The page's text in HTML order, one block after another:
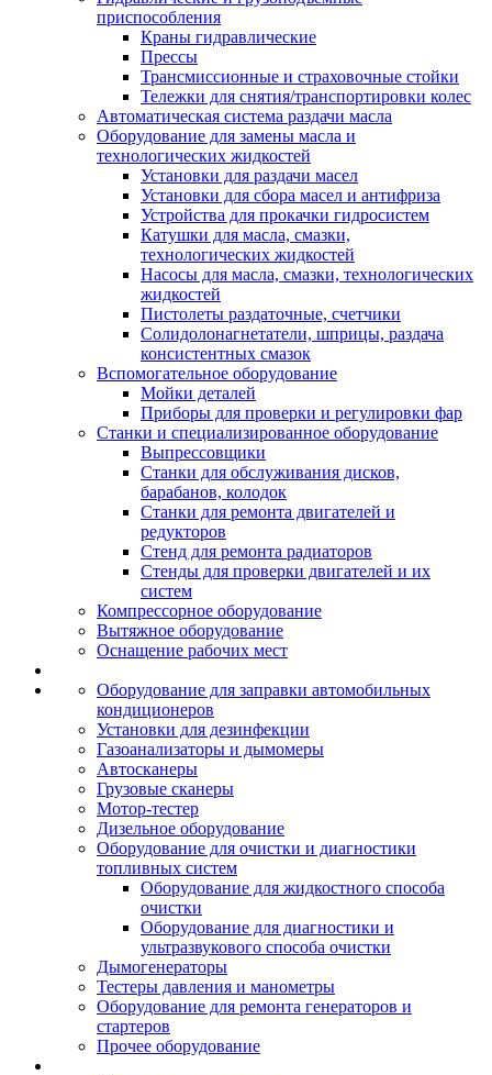
приспособления
Краны гидравлические
Прессы
Трансмиссионные и страховочные стойки
Тележки для снятия/транспортировки колес
Автоматическая система раздачи масла
Оборудование для замены масла и
технологических жидкостей
Установки для раздачи масел
Установки для сбора масел и антифриза
Устройства для прокачки гидросистем
Катушки для масла, смазки,
технологических жидкостей
Насосы для масла, смазки, технологических
жидкостей
Пистолеты раздаточные, счетчики
Солидолонагнетатели, шприцы, раздача
консистентных смазок
Вспомогательное оборудование
Мойки деталей
Приборы для проверки и регулировки фар
Станки и специализированное оборудование
Выпрессовщики
Станки для обслуживания дисков,
барабанов, колодок
Станки для ремонта двигателей и
редукторов
Стенд для ремонта радиаторов
Стенды для проверки двигателей и их
систем
Компрессорное оборудование
Вытяжное оборудование
Оснащение рабочих мест
Оборудование для заправки автомобильных
кондиционеров
Установки для дезинфекции
Газоанализаторы и дымомеры
Автосканеры
Грузовые сканеры
Мотор-тестер
Дизельное оборудование
Оборудование для очистки и диагностики
топливных систем
Оборудование для жидкостного способа
очистки
Оборудование для диагностики и
ультразвукового способа очистки
Дымогенераторы
Тестеры давления и манометры
Оборудование для ремонта генераторов и
стартеров
Прочее оборудование